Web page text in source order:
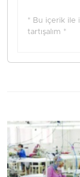
* Bu içerik ile
tartışalım *